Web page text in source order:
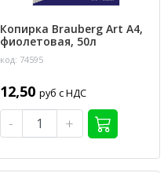
Копирка Brauberg Art А4,
фиолетовая, 50л
код: 74595
12,50 руб с НДС
- +